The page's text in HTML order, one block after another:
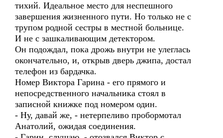
тихий. Идеальное место для неспешного
завершения жизненного пути. Но только не с
трупом родной сестры в местной больнице.
И не с зашкаливающим детектором.
Он подождал, пока дрожь внутри не улеглась
окончательно, и, открыв дверь джипа, достал
телефон из бардачка.
Номер Виктора Гарина - его прямого и
непосредственного начальника стоял в
записной книжке под номером один.
- Ну, давай же, - нетерпеливо пробормотал
Анатолий, ожидая соединения.